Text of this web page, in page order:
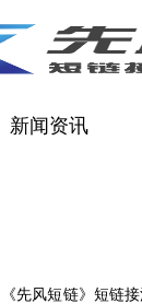
新闻资讯
《先风短链》短链